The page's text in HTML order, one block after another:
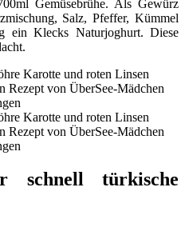
Gemüsebrühe. Als Gewürz
Salz, Pfeffer, Kümmel
ein Klecks Naturjoghurt. Diese
türkische